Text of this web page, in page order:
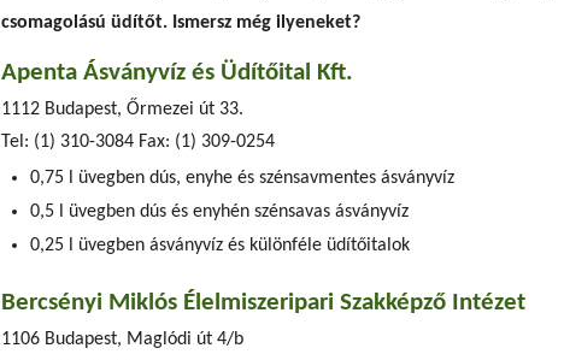
csomagolású üdítőt. Ismersz még ilyeneket?
Apenta Ásványvíz és Üdítőital Kft.
1112 Budapest, Őrmezei út 33.
Tel: (1) 310-3084 Fax: (1) 309-0254
0,75 l üvegben dús, enyhe és szénsavmentes ásványvíz
0,5 l üvegben dús és enyhén szénsavas ásványvíz
0,25 l üvegben ásványvíz és különféle üdítőitalok
Bercsényi Miklós Élelmiszeripari Szakképző Intézet
1106 Budapest, Maglódi út 4/b